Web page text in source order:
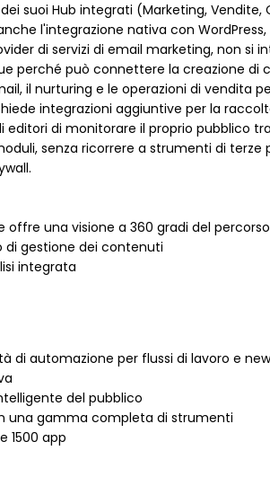
suoi Hub integrati (Marketing, Vendite,
l'integrazione nativa con
di servizi di email marketing, non si
perché può connettere la creazione di
il nurturing e le operazioni di vendita
integrazioni aggiuntive per la
editori di monitorare il proprio pubblico
senza ricorrere a strumenti di
offre una visione a 360 gradi del
di gestione dei contenuti
integrata
di automazione per flussi di lavoro e
del pubblico
una gamma completa di strumenti
1500 app